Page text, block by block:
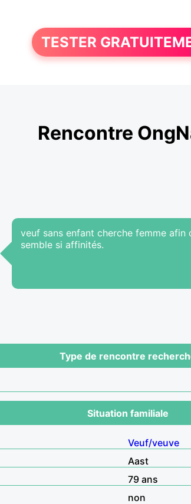
TESTER
Rencontre
veuf sans enfant cherche femme
semble si affinités.
Type de rencontre
Situation familiale
Veuf/veuve
Aast
79 ans
non